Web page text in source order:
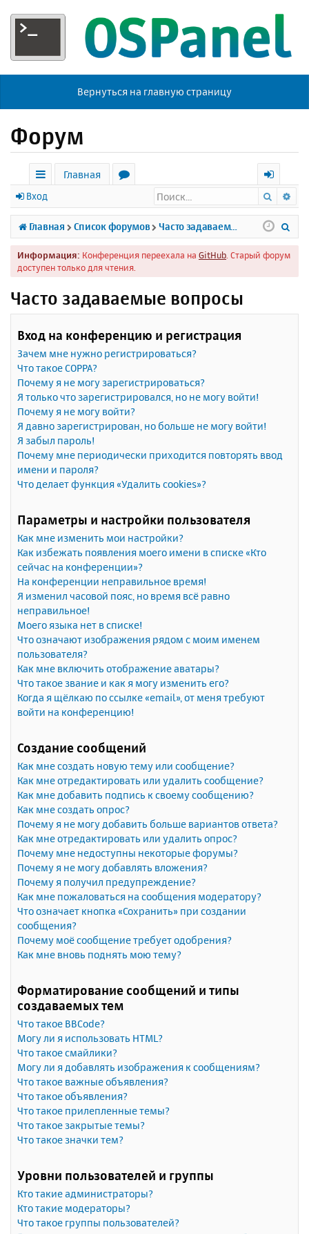
Вернуться на главную страницу
Форум
с
ы
л
к
Главная
р
у
м
х
о
д
Вход Поиск
Главная Список форумов Часто задаваемые вопросы
Информация: Конференция переехала на GitHub . Старый форум
доступен только для чтения.
Часто задаваемые вопросы
Вход на конференцию и регистрация
Зачем мне нужно регистрироваться?
Что такое COPPA?
Почему я не могу зарегистрироваться?
Я только что зарегистрировался, но не могу войти!
Почему я не могу войти?
Я давно зарегистрирован, но больше не могу войти!
Я забыл пароль!
Почему мне периодически приходится повторять ввод
имени и пароля?
Что делает функция «Удалить cookies»?
Параметры и настройки пользователя
Как мне изменить мои настройки?
Как избежать появления моего имени в списке «Кто
сейчас на конференции»?
На конференции неправильное время!
Я изменил часовой пояс, но время всё равно
неправильное!
Моего языка нет в списке!
Что означают изображения рядом с моим именем
пользователя?
Как мне включить отображение аватары?
Что такое звание и как я могу изменить его?
Когда я щёлкаю по ссылке «email», от меня требуют
войти на конференцию!
Создание сообщений
Как мне создать новую тему или сообщение?
Как мне отредактировать или удалить сообщение?
Как мне добавить подпись к своему сообщению?
Как мне создать опрос?
Почему я не могу добавить больше вариантов ответа?
Как мне отредактировать или удалить опрос?
Почему мне недоступны некоторые форумы?
Почему я не могу добавлять вложения?
Почему я получил предупреждение?
Как мне пожаловаться на сообщения модератору?
Что означает кнопка «Сохранить» при создании
сообщения?
Почему моё сообщение требует одобрения?
Как мне вновь поднять мою тему?
Форматирование сообщений и типы
создаваемых тем
Что такое BBCode?
Могу ли я использовать HTML?
Что такое смайлики?
Могу ли я добавлять изображения к сообщениям?
Что такое важные объявления?
Что такое объявления?
Что такое прилепленные темы?
Что такое закрытые темы?
Что такое значки тем?
Уровни пользователей и группы
Кто такие администраторы?
Кто такие модераторы?
Что такое группы пользователей?